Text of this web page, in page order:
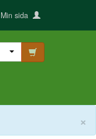
Min sida
×